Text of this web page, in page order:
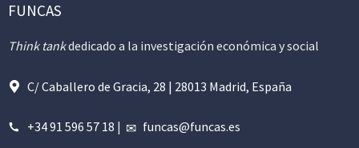
FUNCAS
Think tankdedicado a la investigación económica y social
C/ Caballero de Gracia, 28 | 28013 Madrid, España
+34 91 596 57 18 | funcas@funcas.es